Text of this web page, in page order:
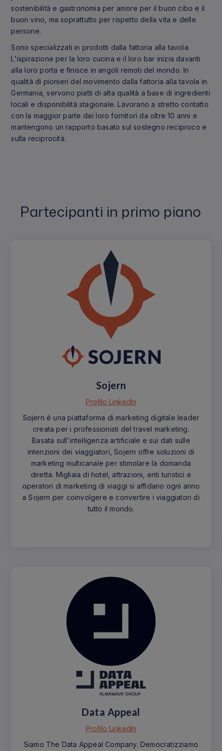
sostenibilità e gastronomia per amore per il buon cibo e il
buon vino, ma soprattutto per rispetto della vita e delle
persone.
Sono specializzati in prodotti dalla fattoria alla tavola.
L'ispirazione per la loro cucina e il loro bar inizia davanti
alla loro porta e finisce in angoli remoti del mondo. In
qualità di pionieri del movimento dalla fattoria alla tavola in
Germania, servono piatti di alta qualità a base di ingredienti
locali e disponibilità stagionale. Lavorano a stretto contatto
con la maggior parte dei loro fornitori da oltre 10 anni e
mantengono un rapporto basato sul sostegno reciproco e
sulla reciprocità.
Partecipanti in primo piano
Sojern
Profilo LinkedIn
Sojern è una piattaforma di marketing digitale leader
creata per i professionisti del travel marketing.
Basata sull'intelligenza artificiale e sui dati sulle
intenzioni dei viaggiatori, Sojern offre soluzioni di
marketing multicanale per stimolare la domanda
diretta. Migliaia di hotel, attrazioni, enti turistici e
operatori di marketing di viaggi si affidano ogni anno
a Sojern per coinvolgere e convertire i viaggiatori di
tutto il mondo.
Data Appeal
Profilo LinkedIn
Siamo The Data Appeal Company. Democratizziamo